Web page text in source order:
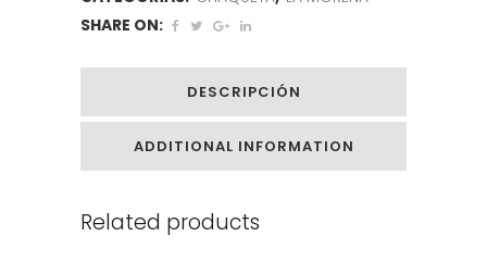
SHARE ON:
DESCRIPCIÓN
ADDITIONAL INFORMATION
Related products